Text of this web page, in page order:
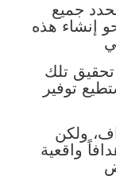
جميع
إنشاء هذه
تلك
توفير
ولكن
واقعية